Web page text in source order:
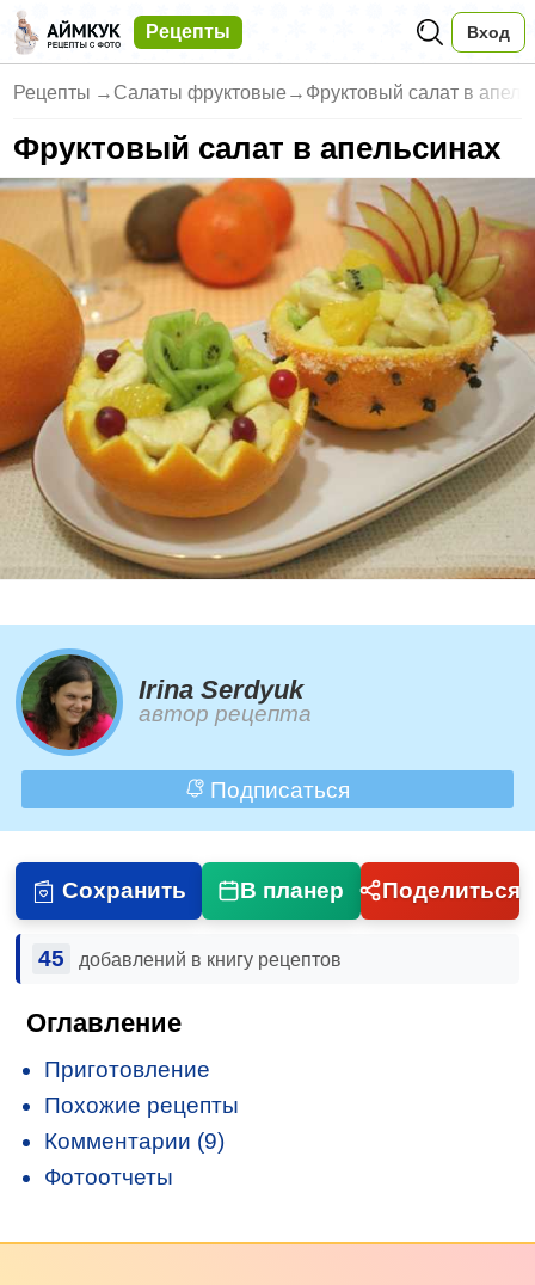
Рецепты Вход
Рецепты → Салаты фруктовые → Фруктовый салат в
Фруктовый салат в апельсинах
Irina Serdyuk
автор рецепта
Подписаться
Сохранить В планер Поделиться
45 добавлений в книгу рецептов
Оглавление
Приготовление
Похожие рецепты
Комментарии (9)
Фотоотчеты